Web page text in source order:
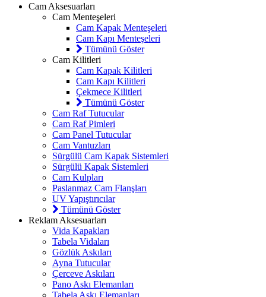
Cam Aksesuarları
Cam Menteşeleri
Cam Kapak Menteşeleri
Cam Kapı Menteşeleri
Tümünü Göster
Cam Kilitleri
Cam Kapak Kilitleri
Cam Kapı Kilitleri
Çekmece Kilitleri
Tümünü Göster
Cam Raf Tutucular
Cam Raf Pimleri
Cam Panel Tutucular
Cam Vantuzları
Sürgülü Cam Kapak Sistemleri
Sürgülü Kapak Sistemleri
Cam Kulpları
Paslanmaz Cam Flanşları
UV Yapıştırıcılar
Tümünü Göster
Reklam Aksesuarları
Vida Kapakları
Tabela Vidaları
Gözlük Askıları
Ayna Tutucular
Çerceve Askıları
Pano Askı Elemanları
Tabela Askı Elemanları